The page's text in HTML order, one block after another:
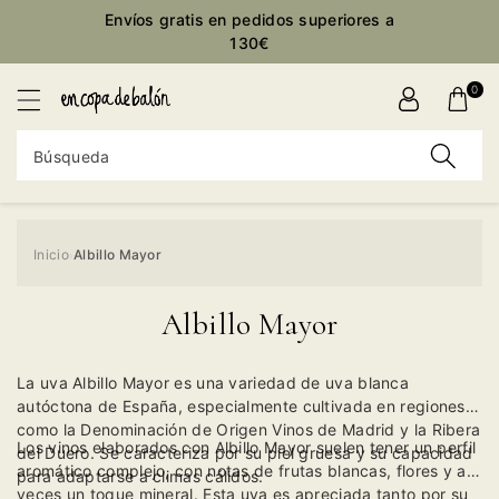
Envíos gratis en pedidos superiores a
130€
Búsqueda
0
Inicio›Albillo Mayor
Albillo Mayor
La uva Albillo Mayor es una variedad de uva blanca
autóctona de España, especialmente cultivada en regiones
como la Denominación de Origen Vinos de Madrid y la Ribera
del Duero. Se caracteriza por su piel gruesa y su capacidad
para adaptarse a climas cálidos.
Los vinos elaborados con Albillo Mayor suelen tener un perfil
aromático complejo, con notas de frutas blancas, flores y a
veces un toque mineral. Esta uva es apreciada tanto por su